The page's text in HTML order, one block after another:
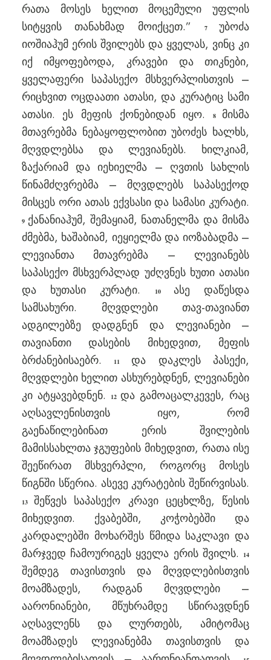
რათა მოსეს ხელით მოცემული უფლის
სიტყვის თანახმად მოიქცეთ.”
7უბოძა
იოშიაჰუმ ერის შვილებს და ყველას, ვინც კი
იქ იმყოფებოდა, კრავები და თიკნები,
ყველაფერი საპასექო მსხვერპლისთვის –
რიცხვით ოცდაათი ათასი, და კურატიც სამი
ათასი. ეს მეფის ქონებიდან იყო.
8 მისმა
მთავრებმა ნებაყოფლობით უბოძეს ხალხს,
მღვდლებსა და ლევიანებს. ხილკიამ,
ზაქარიამ და იეხიელმა – ღვთის სახლის
წინამძღვრებმა – მღვდლებს საპასექოდ
მისცეს ორი ათას ექვსასი და სამასი კურატი.
9 ქანანიაჰუმ, შემაყიამ, ნათანელმა და მისმა
ძმებმა, ხაშაბიამ, იეყიელმა და იოზაბადმა –
ლევიანთა მთავრებმა – ლევიანებს
საპასექო მსხვერპლად უძღვნეს ხუთი ათასი
და ხუთასი კურატი.
10 ასე დაწესდა
სამსახური. მღვდლები თავ-თავიანთ
ადგილებზე დადგნენ და ლევიანები –
თავიანთი დასების მიხედვით, მეფის
ბრძანებისაებრ.
11 და დაკლეს პასექი,
მღვდლები ხელით ასხურებდნენ, ლევიანები
კი ატყავებდნენ.
12 და გამოაცალკევეს, რაც
აღსავლენისთვის იყო, რომ
გაენაწილებინათ ერის შვილების
მამისსახლთა ჯგუფების მიხედვით, რათა ისე
შეეწირათ მსხვერპლი, როგორც მოსეს
წიგნში სწერია. ასევე კურატების შეწირვისას.
13შეწვეს საპასექო კრავი ცეცხლზე, წესის
მიხედვით. ქვაბებში, კოჭობებში და
კარდალებში მოხარშეს წმიდა საკლავი და
მარჯვედ ჩამოურიგეს ყველა ერის შვილს.
14
შემდეგ თავისთვის და მღვდლებისთვის
მოამზადეს, რადგან მღვდლები –
აარონიანები, მწუხრამდე სწირავდნენ
აღსავლენს და ლურთებს, ამიტომაც
მოამზადეს ლევიანებმა თავისთვის და